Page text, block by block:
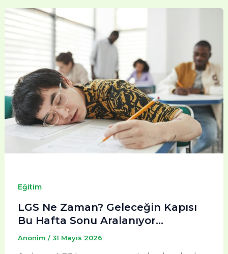
Eğitim
LGS Ne Zaman? Geleceğin Kapısı
Bu Hafta Sonu Aralanıyor…
Anonim /31 Mayıs 2026